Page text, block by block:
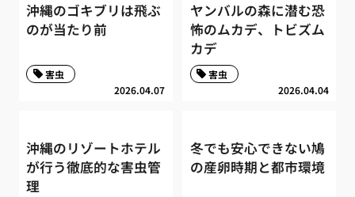
沖縄のゴキブリは飛ぶ
のが当たり前
2026.04.07
害虫
ヤンバルの森に潜む恐
怖のムカデ、トビズム
カデ
2026.04.04
害虫
沖縄のリゾートホテル
が行う徹底的な害虫管
理
冬でも安心できない鳩
の産卵時期と都市環境